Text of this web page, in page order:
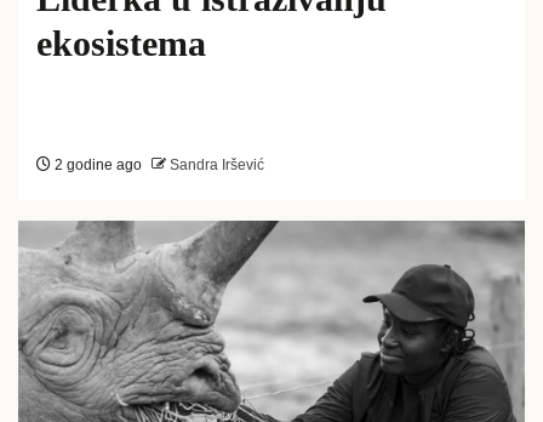
ekosistema
2 godine ago Sandra Iršević